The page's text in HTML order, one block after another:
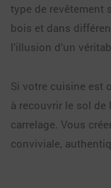
type de revêtement
bois et dans
l’illusion d’un
Si votre cuisine est
à recouvrir le sol de
carrelage. Vous
conviviale,